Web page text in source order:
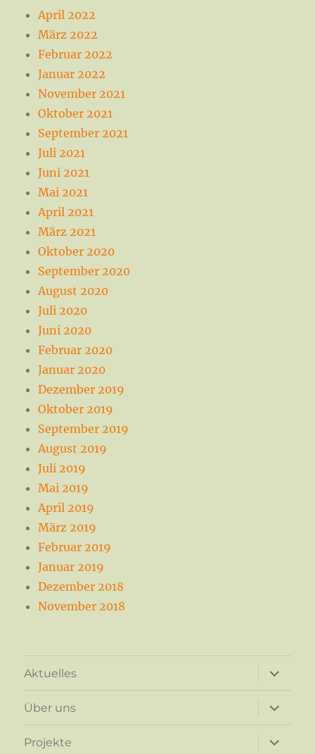
April 2022
März 2022
Februar 2022
Januar 2022
November 2021
Oktober 2021
September 2021
Juli 2021
Juni 2021
Mai 2021
April 2021
März 2021
Oktober 2020
September 2020
August 2020
Juli 2020
Juni 2020
Februar 2020
Januar 2020
Dezember 2019
Oktober 2019
September 2019
August 2019
Juli 2019
Mai 2019
April 2019
März 2019
Februar 2019
Januar 2019
Dezember 2018
November 2018
Aktuelles
anzeigen
Über uns
anzeigen
Projekte
anzeigen